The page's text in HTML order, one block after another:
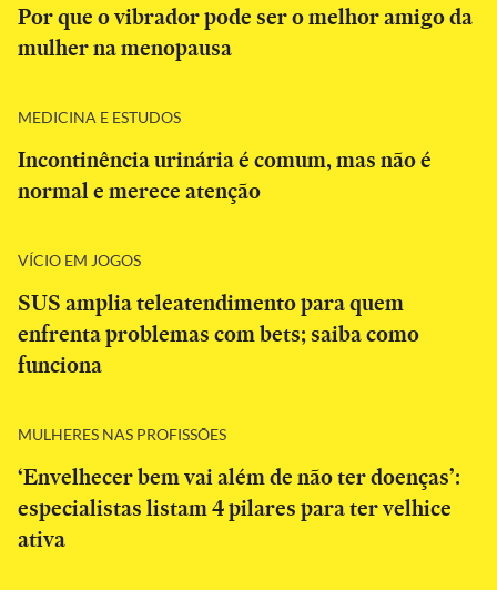
Por que o vibrador pode ser o melhor amigo da
mulher na menopausa
MEDICINA E ESTUDOS
Incontinência urinária é comum, mas não é
normal e merece atenção
VÍCIO EM JOGOS
SUS amplia teleatendimento para quem
enfrenta problemas com bets; saiba como
funciona
MULHERES NAS PROFISSÕES
‘Envelhecer bem vai além de não ter doenças’:
especialistas listam 4 pilares para ter velhice
ativa